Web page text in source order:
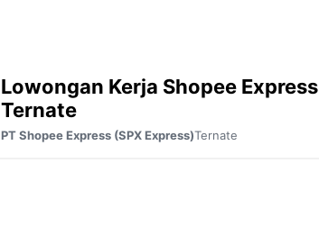
Lowongan Kerja Shopee Express
Ternate
PT Shopee Express (SPX Express)Ternate